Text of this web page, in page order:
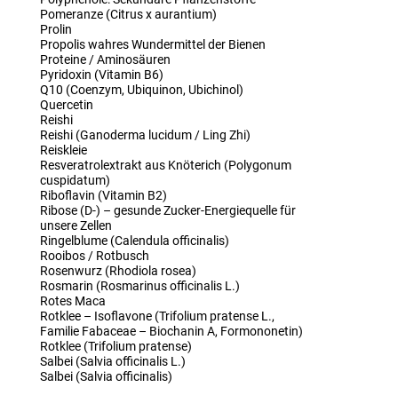
Pomeranze (Citrus x aurantium)
Prolin
Propolis wahres Wundermittel der Bienen
Proteine / Aminosäuren
Pyridoxin (Vitamin B6)
Q10 (Coenzym, Ubiquinon, Ubichinol)
Quercetin
Reishi
Reishi (Ganoderma lucidum / Ling Zhi)
Reiskleie
Resveratrolextrakt aus Knöterich (Polygonum
cuspidatum)
Riboflavin (Vitamin B2)
Ribose (D-) – gesunde Zucker-Energiequelle für
unsere Zellen
Ringelblume (Calendula officinalis)
Rooibos / Rotbusch
Rosenwurz (Rhodiola rosea)
Rosmarin (Rosmarinus officinalis L.)
Rotes Maca
Rotklee – Isoflavone (Trifolium pratense L.,
Familie Fabaceae – Biochanin A, Formononetin)
Rotklee (Trifolium pratense)
Salbei (Salvia officinalis L.)
Salbei (Salvia officinalis)